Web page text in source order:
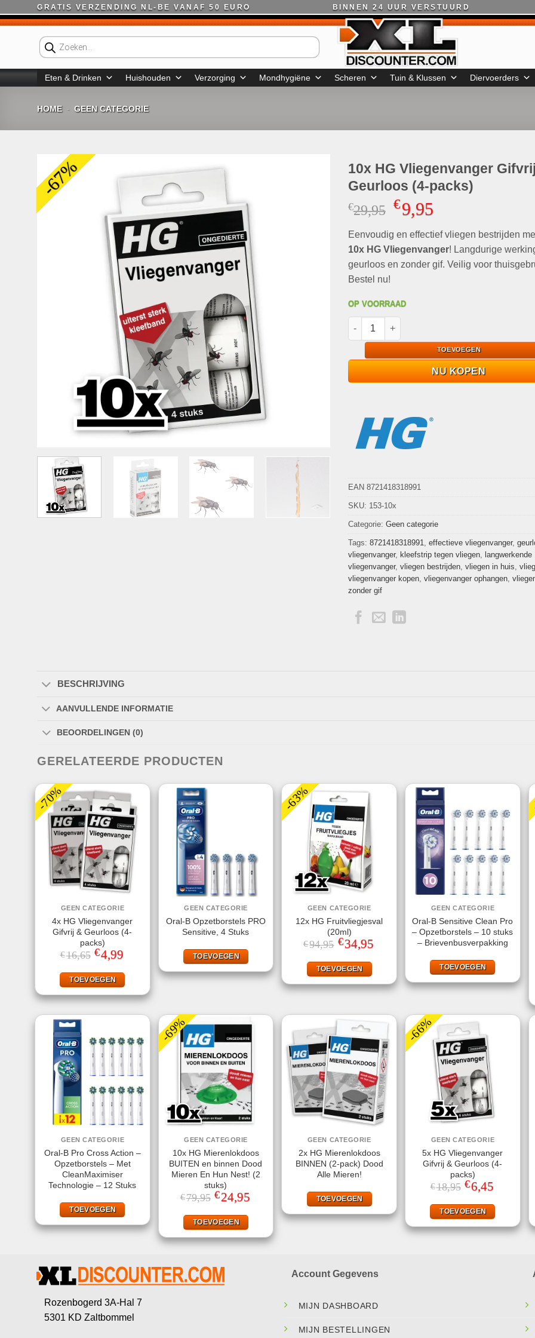
naar
GRATIS VERZENDING NL-BE VANAF 50 EURO BINNEN 24 UUR VERSTUURD
Producten
zoeken
Eten & Drinken Huishouden Verzorging Mondhygiëne Scheren Tuin & Klussen Diervoerders
HOME - GEEN CATEGORIE
-67%
10x HG Vliegenvanger
Geurloos (4-packs)
€29,95 Oorspronkelijke
prijs
was:
€29,95.
€9,95Huidige
is:
€9,95.
Eenvoudig en effectief vliegen bestrijden
10x HG Vliegenvanger! Langdurige
geurloos en zonder gif. Veilig voor
Bestel nu!
OP VOORRAAD
10x HG Vliegenvanger Gifvrij & Geurloos (4-
TOEVOEGEN
NU KOPEN
EAN 8721418318991
SKU: 153-10x
Categorie: Geen categorie
Tags: 8721418318991, effectieve vliegenvanger,
vliegenvanger, kleefstrip tegen vliegen, langwerkende
vliegenvanger, vliegen bestrijden, vliegen in huis,
vliegenvanger kopen, vliegenvanger ophangen,
zonder gif
BESCHRIJVING
AANVULLENDE INFORMATIE
BEOORDELINGEN (0)
GERELATEERDE PRODUCTEN
-70%
GEEN CATEGORIE
4x HG Vliegenvanger
Gifvrij & Geurloos (4-
packs)
€16,65 Oorspronkelijke
prijs
€16,65.
€4,99
€4,99.
TOEVOEGEN
GEEN CATEGORIE
Oral-B Opzetborstels PRO
Sensitive, 4 Stuks
TOEVOEGEN
-63%
GEEN CATEGORIE
12x HG Fruitvliegjesval
(20ml)
€94,95 Oorspronkelijke
prijs
€94,95.
€34,95prijs
TOEVOEGEN
GEEN CATEGORIE
Oral-B Sensitive Clean Pro
– Opzetborstels – 10 stuks
– Brievenbusverpakking
TOEVOEGEN
GEEN CATEGORIE
Oral-B Pro Cross Action –
Opzetborstels – Met
CleanMaximiser
Technologie – 12 Stuks
TOEVOEGEN
-69%
GEEN CATEGORIE
10x HG Mierenlokdoos
BUITEN en binnen Dood
Mieren En Hun Nest! (2
stuks)
€79,95 Oorspronkelijke
prijs
€79,95.
€24,95
TOEVOEGEN
GEEN CATEGORIE
2x HG Mierenlokdoos
BINNEN (2-pack) Dood
Alle Mieren!
TOEVOEGEN
-66%
GEEN CATEGORIE
5x HG Vliegenvanger
Gifvrij & Geurloos (4-
packs)
€18,95 Oorspronkelijke
prijs
€18,95.
€6,45
€6,45.
TOEVOEGEN
Rozenbogerd 3A-Hal 7
5301 KD Zaltbommel
Account Gegevens
MIJN DASHBOARD
MIJN BESTELLINGEN